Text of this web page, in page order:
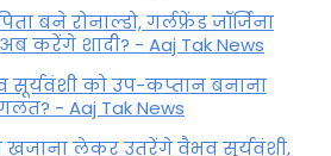
बने रोनाल्डो, गर्लफ्रेंड जॉर्जिना
करेंगे शादी? - Aaj Tak News
सूर्यवंशी को उप-कप्तान बनाना
- Aaj Tak News
खजाना लेकर उतरेंगे वैभव सूर्यवंशी,